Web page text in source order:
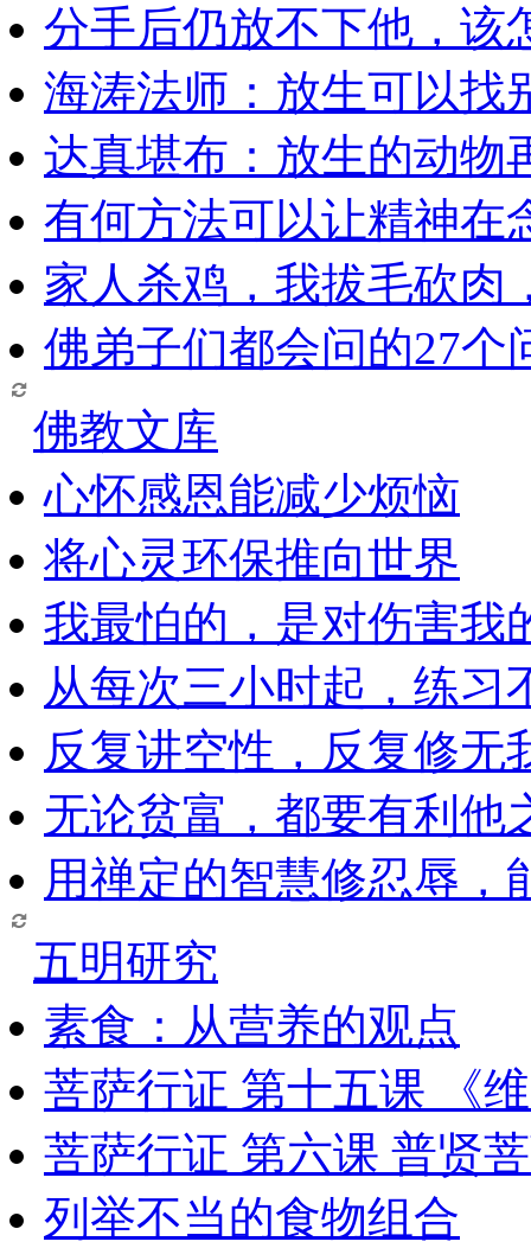
分手后仍放不下他，该
海涛法师：放生可以找
达真堪布：放生的动物
有何方法可以让精神在
家人杀鸡，我拔毛砍肉
佛弟子们都会问的27个
佛教文库
心怀感恩能减少烦恼
将心灵环保推向世界
我最怕的，是对伤害我
从每次三小时起，练习
反复讲空性，反复修无
无论贫富，都要有利他
用禅定的智慧修忍辱，
五明研究
素食：从营养的观点
菩萨行证 第十五课 《
菩萨行证 第六课 普贤
列举不当的食物组合